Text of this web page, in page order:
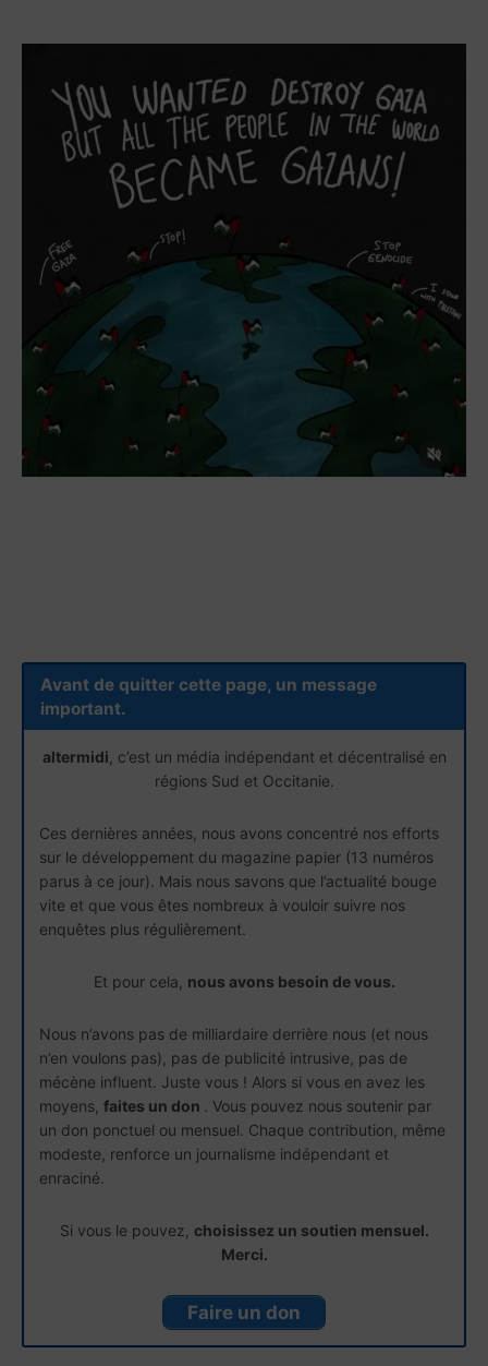
Avant de quitter cette page, un message
important.
altermidi , c’est un média indépendant et décentralisé en
régions Sud et Occitanie.
Ces dernières années, nous avons concentré nos efforts
sur le développement du magazine papier (13 numéros
parus à ce jour). Mais nous savons que l’actualité bouge
vite et que vous êtes nombreux à vouloir suivre nos
enquêtes plus régulièrement.
Et pour cela, nous avons besoin de vous.
Nous n’avons pas de milliardaire derrière nous (et nous
n’en voulons pas), pas de publicité intrusive, pas de
mécène influent. Juste vous ! Alors si vous en avez les
moyens, faites un don . Vous pouvez nous soutenir par
un don ponctuel ou mensuel. Chaque contribution, même
modeste, renforce un journalisme indépendant et
enraciné.
Si vous le pouvez, choisissez un soutien mensuel.
Merci.
Faire un don